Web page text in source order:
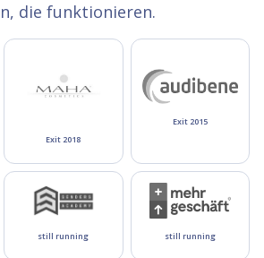
die funktionieren.
Exit 2018
Exit 2015
still running still running